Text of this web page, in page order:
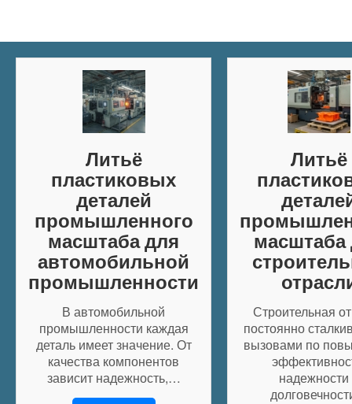
Литьё
пластиковых
деталей
промышленного
масштаба для
автомобильной
промышленности
В автомобильной
промышленности каждая
деталь имеет значение. От
качества компонентов
зависит надежность,…
Литьё
масштаба
Строительная
постоянно
вызовами по
надежности